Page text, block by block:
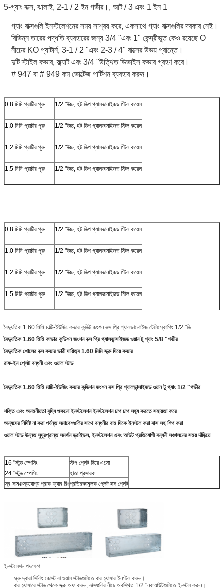
5-গ্যাং বাক্স, ঝালাই, 2-1 / 2 ইন গভীর।, আট / 3 এবং 1 ইন 1
গ্যাং বাক্সগুলি ইনস্টলেশনের সময় সাশ্রয় করে, একসাথে গ্যাং বাক্সগুলির দরকার নেই।
বিভিন্ন তারের পদ্ধতি ব্যবহারের জন্য 3/4 "এবং 1" কেন্দ্রীভূত কেও রয়েছে O
নীচের KO প্যাটার্ন, 3-1 / 2 "এবং 2-3 / 4" বাক্সের উভয় প্রান্তে।
দুটি স্টাইল কভার, ফ্ল্যাট এবং 3/4 "উত্থিত ডিভাইস কভার গ্রহণ করে।
# 947 বা # 949 কম ভোল্টেজ পার্টিশন ব্যবহার করুন।
0.8 মিমি প্রাচীর পুরু 1/2 "উচ্চ, হট ডিপ গ্যালভানাইজড স্টিল কয়েল
1.0 মিমি প্রাচীর পুরু 1/2 "উচ্চ, হট ডিপ গ্যালভানাইজড স্টিল কয়েল
1.2 মিমি প্রাচীর পুরু 1/2 "উচ্চ, হট ডিপ গ্যালভানাইজড স্টিল কয়েল
1.5 মিমি প্রাচীর পুরু 1/2 "উচ্চ, হট ডিপ গ্যালভানাইজড স্টিল কয়েল
0.8 মিমি প্রাচীর পুরু 1/2 "উচ্চ, হট ডিপ গ্যালভানাইজড স্টিল কয়েল
1.0 মিমি প্রাচীর পুরু 1/2 "উচ্চ, হট ডিপ গ্যালভানাইজড স্টিল কয়েল
1.2 মিমি প্রাচীর পুরু 1/2 "উচ্চ, হট ডিপ গ্যালভানাইজড স্টিল কয়েল
1.5 মিমি প্রাচীর পুরু 1/2 "উচ্চ, হট ডিপ গ্যালভানাইজড স্টিল কয়েল
বৈদ্যুতিক 1.60 মিমি মাল্টি-ইউজিং কভার কন্ডিট জংশন বক্স প্রি গ্যালভানোাইজ টেলিস্কোপিং 1/2 "ডি
বৈদ্যুতিক 1.60 মিমি কাভার কন্ডিশন জংশন বক্স প্রি গ্যালভান্সাইজড ওয়ান টু গ্যাং 5/8 "গভীর
বৈদ্যুতিক খোলের বক্স কভার ভারী দায়িত্ব 1.60 মিমি স্ক্রু দিয়ে কভার
রাফ-ইন প্লেট বন্ধনী এবং ওয়াল স্টাড
বৈদ্যুতিক 1.60 মিমি মাল্টি-ইউজিং কভার কন্ডিশন জংশন বক্স প্রি গ্যালভান্সাইজড ওয়ান টু গ্যাং 1/2 "গভীর
শক্তি এবং অনমনীয়তা বৃদ্ধি শুকনো ইনস্টলেশন ইনস্টলেশন চাপ চাপ সহ্য করতে সহায়তা করে
অন্যদের নির্দিষ্ট না করা পর্যন্ত সমাবেশগুলির সাথে বন্ধনীর বাম দিকে ইনস্টল করা বাক্স সহ শিপ করা
ওয়াল স্টাড উন্নত সুদূরপ্রান্ত সমর্থন ড্রাইভল, ইনস্টলেশন এবং আউট প্রতিযোগী বন্ধনী সঞ্চালনের সময় দাঁড়িয়ে
16 "স্টুড স্পেসিং
স্টপ প্লেট দিয়ে এসো
24 "স্টুড স্পেসিং
হাতা প্রসারক
স্ব-সামঞ্জস্যযোগ্য প্রাক-ফ্যাব রিংপ্রতিরক্ষামূলক প্লেট বক্স প্লেট
ইনস্টলেশন পদক্ষেপ:
স্ক্রু দ্বারা সিলিং জোস্ট বা ওয়াল স্টাডগুলিতে বার হ্যাঙ্গার ইনস্টল করুন।
বার হ্যাঙ্গারে স্টাড থেকে স্ক্রু অফ করুন, বাক্সগুলির নীচে অবস্থিত 1/2 "নকআউটগুলিতে ইনস্টল করুন।